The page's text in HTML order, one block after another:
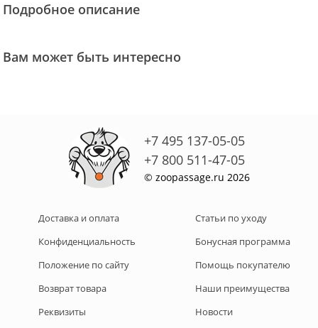
Подробное описание
Вам может быть интересно
+7 495 137-05-05
+7 800 511-47-05
© zoopassage.ru 2026
Доставка и оплата
Конфиденциальность
Положение по сайту
Возврат товара
Реквизиты
Статьи по уходу
Бонусная программа
Помощь покупателю
Наши преимущества
Новости